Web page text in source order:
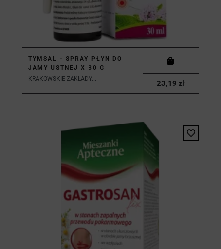
TYMSAL - SPRAY PŁYN DO
JAMY USTNEJ X 30 G
KRAKOWSKIE ZAKŁADY...
23,19 zł